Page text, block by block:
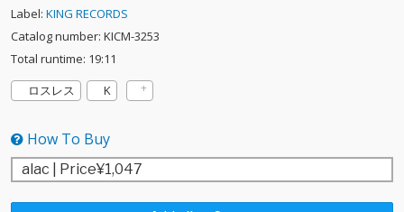
Label: KING RECORDS
Catalog number: KICM-3253
Total runtime: 19:11
ロスレス
K
How To Buy